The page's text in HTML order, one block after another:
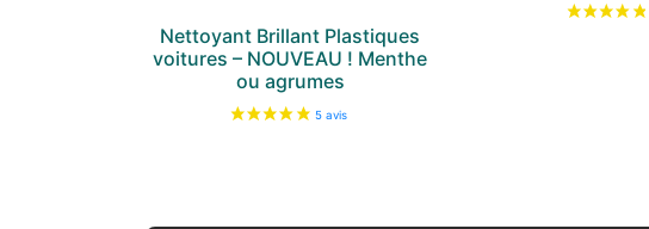
Nettoyant Brillant Plastiques
voitures – NOUVEAU ! Menthe
ou agrumes